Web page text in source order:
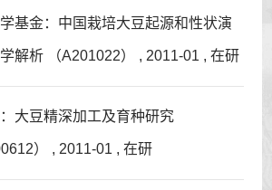
基金：中国栽培大豆起源和性状演
解析 （A201022） , 2011-01 , 在研
大豆精深加工及育种研究
） , 2011-01 , 在研